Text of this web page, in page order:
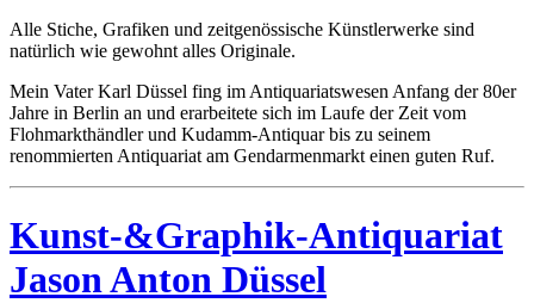
Alle Stiche, Grafiken und zeitgenössische Künstlerwerke sind
natürlich wie gewohnt alles Originale.
Mein Vater Karl Düssel fing im Antiquariatswesen Anfang der 80er
Jahre in Berlin an und erarbeitete sich im Laufe der Zeit vom
Flohmarkthändler und Kudamm-Antiquar bis zu seinem
renommierten Antiquariat am Gendarmenmarkt einen guten Ruf.
Kunst-&Graphik-Antiquariat
Jason Anton Düssel